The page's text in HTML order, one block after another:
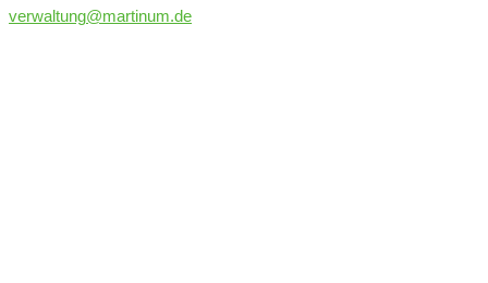
verwaltung@martinum.de